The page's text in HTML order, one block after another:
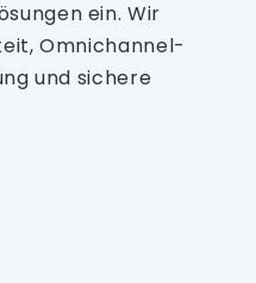
ein. Wir
Omnichannel-
und sichere